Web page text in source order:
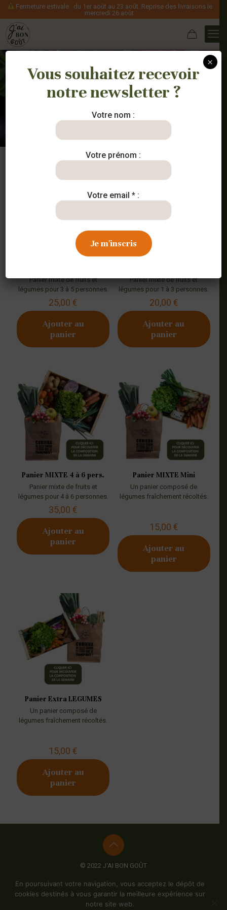
Fermeture estivale : du 1er août au 23 août. Reprise des livraisons le
mercredi 26 août.
famille
Panier mixte de fruits et
légumes pour 3 à 5 personnes.
25,00€
Ajouter au
panier
Panier mixte de fruits et
légumes pour 1 à 3 personnes.
20,00 €
Ajouter au
panier
Panier MIXTE 4 à 6 pers.
Panier mixte de fruits et
légumes pour 4 à 6 personnes.
35,00€
Ajouter au
panier
Panier MIXTE Mini
Un panier composé de
légumes fraîchement récoltés.
15,00 €
Ajouter au
panier
Panier Extra LEGUMES
Un panier composé de
légumes fraîchement récoltés.
15,00€
Ajouter au
panier
© 2022 J'AI BON GOÛT
générales de vente-Plan du site - Création du site : Synathos
Vous souhaitez recevoir
notre newsletter ?
Votre nom :
Votre prénom :
Votre email * :
×
En poursuivant votre navigation, vous acceptez le dépôt de
cookies destinés à vous garantir la meilleure expérience sur
notre site web.